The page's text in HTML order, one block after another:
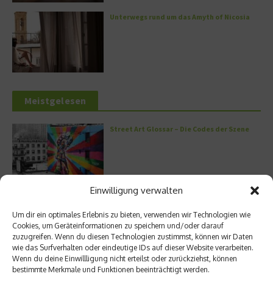
Einwilligung verwalten
Um dir ein optimales Erlebnis zu bieten, verwenden wir Technologien wie
Cookies, um Geräteinformationen zu speichern und/oder darauf
zuzugreifen. Wenn du diesen Technologien zustimmst, können wir Daten
wie das Surfverhalten oder eindeutige IDs auf dieser Website verarbeiten.
Wenn du deine Einwillligung nicht erteilst oder zurückziehst, können
bestimmte Merkmale und Funktionen beeinträchtigt werden.
Unterwegs rund um das Amyth of Nicosia
Meistgelesen
Street Art Glossar – Die Codes der Szene
Kann man Hunde vegan ernähren?